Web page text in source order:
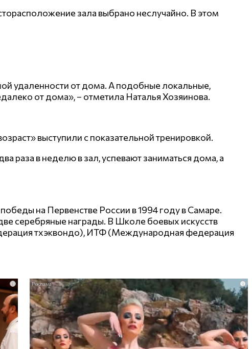
зала выбрано неслучайно. В этом
удаленности от дома. А подобные локальные,
от дома», – отметила Наталья Хозяинова.
выступили с показательной тренировкой.
раза в неделю в зал, успевают заниматься дома, а
на Первенстве России в 1994 году в Самаре.
серебряные награды. В Школе боевых искусств
тхэквондо), ИТФ (Международная федерация
i i